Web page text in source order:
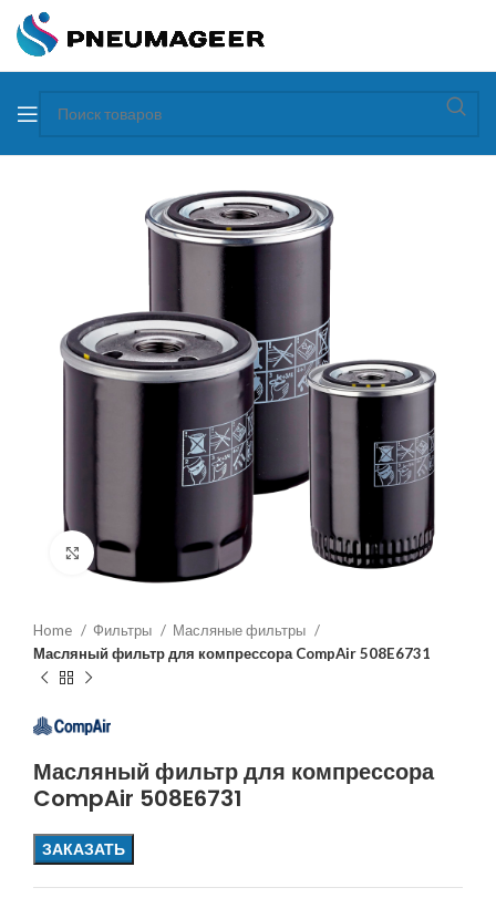
Увеличить
Home Фильтры
Масляные фильтры
Масляный фильтр для компрессора CompAir 508E6731
Масляный фильтр для компрессора
CompAir 508E6731
ЗАКАЗАТЬ